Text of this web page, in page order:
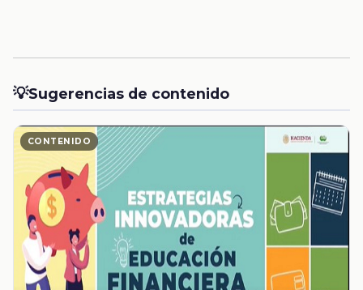
💡Sugerencias de contenido
CONTENIDO